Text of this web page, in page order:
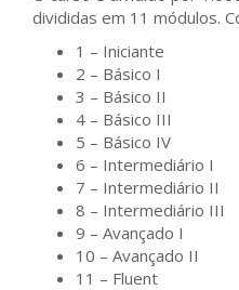
divididas em 11 módulos.
1 – Iniciante
2 – Básico I
3 – Básico II
4 – Básico III
5 – Básico IV
6 – Intermediário I
7 – Intermediário II
8 – Intermediário III
9 – Avançado I
10 – Avançado II
11 – Fluent